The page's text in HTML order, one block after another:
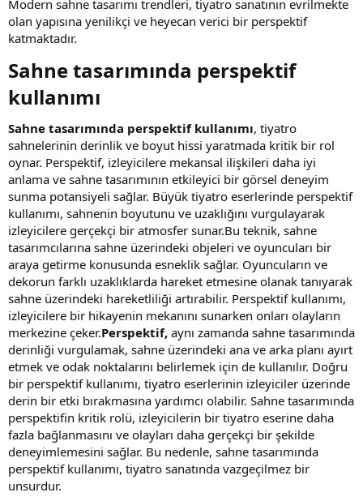
Modern sahne tasarımı trendleri, tiyatro sanatının evrilmekte
olan yapısına yenilikçi ve heyecan verici bir perspektif
katmaktadır.
Sahne tasarımında perspektif
kullanımı​
Sahne tasarımında perspektif kullanımı, tiyatro
sahnelerinin derinlik ve boyut hissi yaratmada kritik bir rol
oynar. Perspektif, izleyicilere mekansal ilişkileri daha iyi
anlama ve sahne tasarımının etkileyici bir görsel deneyim
sunma potansiyeli sağlar. Büyük tiyatro eserlerinde perspektif
kullanımı, sahnenin boyutunu ve uzaklığını vurgulayarak
izleyicilere gerçekçi bir atmosfer sunar.Bu teknik, sahne
tasarımcılarına sahne üzerindeki objeleri ve oyuncuları bir
araya getirme konusunda esneklik sağlar. Oyuncuların ve
dekorun farklı uzaklıklarda hareket etmesine olanak tanıyarak
sahne üzerindeki hareketliliği artırabilir. Perspektif kullanımı,
izleyicilere bir hikayenin mekanını sunarken onları olayların
merkezine çeker.Perspektif, aynı zamanda sahne tasarımında
derinliği vurgulamak, sahne üzerindeki ana ve arka planı ayırt
etmek ve odak noktalarını belirlemek için de kullanılır. Doğru
bir perspektif kullanımı, tiyatro eserlerinin izleyiciler üzerinde
derin bir etki bırakmasına yardımcı olabilir. Sahne tasarımında
perspektifin kritik rolü, izleyicilerin bir tiyatro eserine daha
fazla bağlanmasını ve olayları daha gerçekçi bir şekilde
deneyimlemesini sağlar. Bu nedenle, sahne tasarımında
perspektif kullanımı, tiyatro sanatında vazgeçilmez bir
unsurdur.